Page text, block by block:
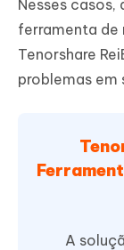
Nesses
ferramenta de
Tenorshare
problemas em
A